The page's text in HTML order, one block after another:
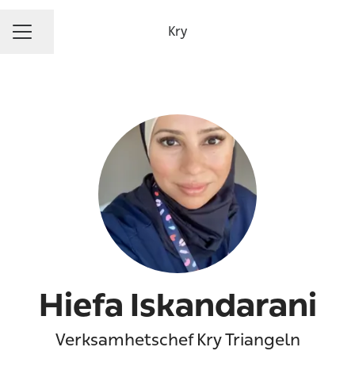
KARRIÄRMENY Kry
Dela sidan
Hiefa Iskandarani
Verksamhetschef Kry Triangeln